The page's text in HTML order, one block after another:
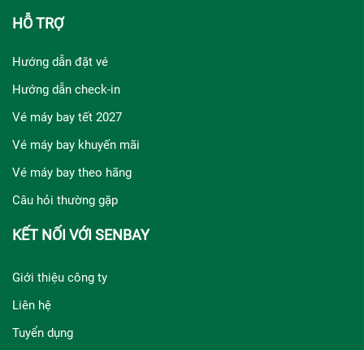
HỖ TRỢ
Hướng dẫn đặt vé
Hướng dẫn check-in
Vé máy bay tết 2027
Vé máy bay khuyến mãi
Vé máy bay theo hãng
Câu hỏi thường gặp
KẾT NỐI VỚI SENBAY
Giới thiệu công ty
Liên hệ
Tuyển dụng